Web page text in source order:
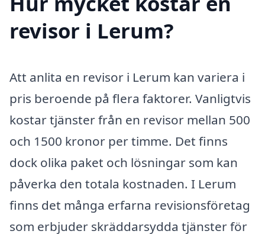
revisor i Lerum?
Att anlita en revisor i Lerum kan variera i
pris beroende på flera faktorer. Vanligtvis
kostar tjänster från en revisor mellan 500
och 1500 kronor per timme. Det finns
dock olika paket och lösningar som kan
påverka den totala kostnaden. I Lerum
finns det många erfarna revisionsföretag
som erbjuder skräddarsydda tjänster för